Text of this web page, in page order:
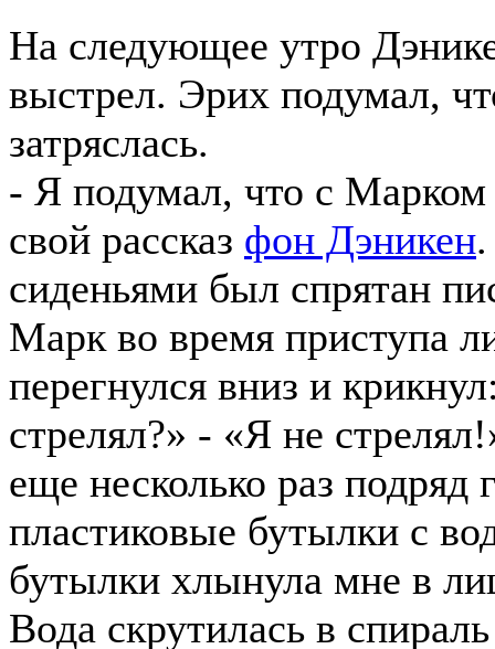
На следующее утро
выстрел. Эрих подумал,
затряслась.
- Я подумал, что с Марком
свой рассказ фон Дэникен
сиденьями был спрятан
Марк во время приступа
перегнулся вниз и
стрелял?» - «Я не
еще несколько раз подряд
пластиковые бутылки с
бутылки хлынула мне в
Вода скрутилась в